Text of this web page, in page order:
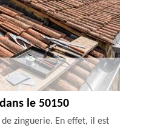
le 50150
zinguerie. En effet, il est